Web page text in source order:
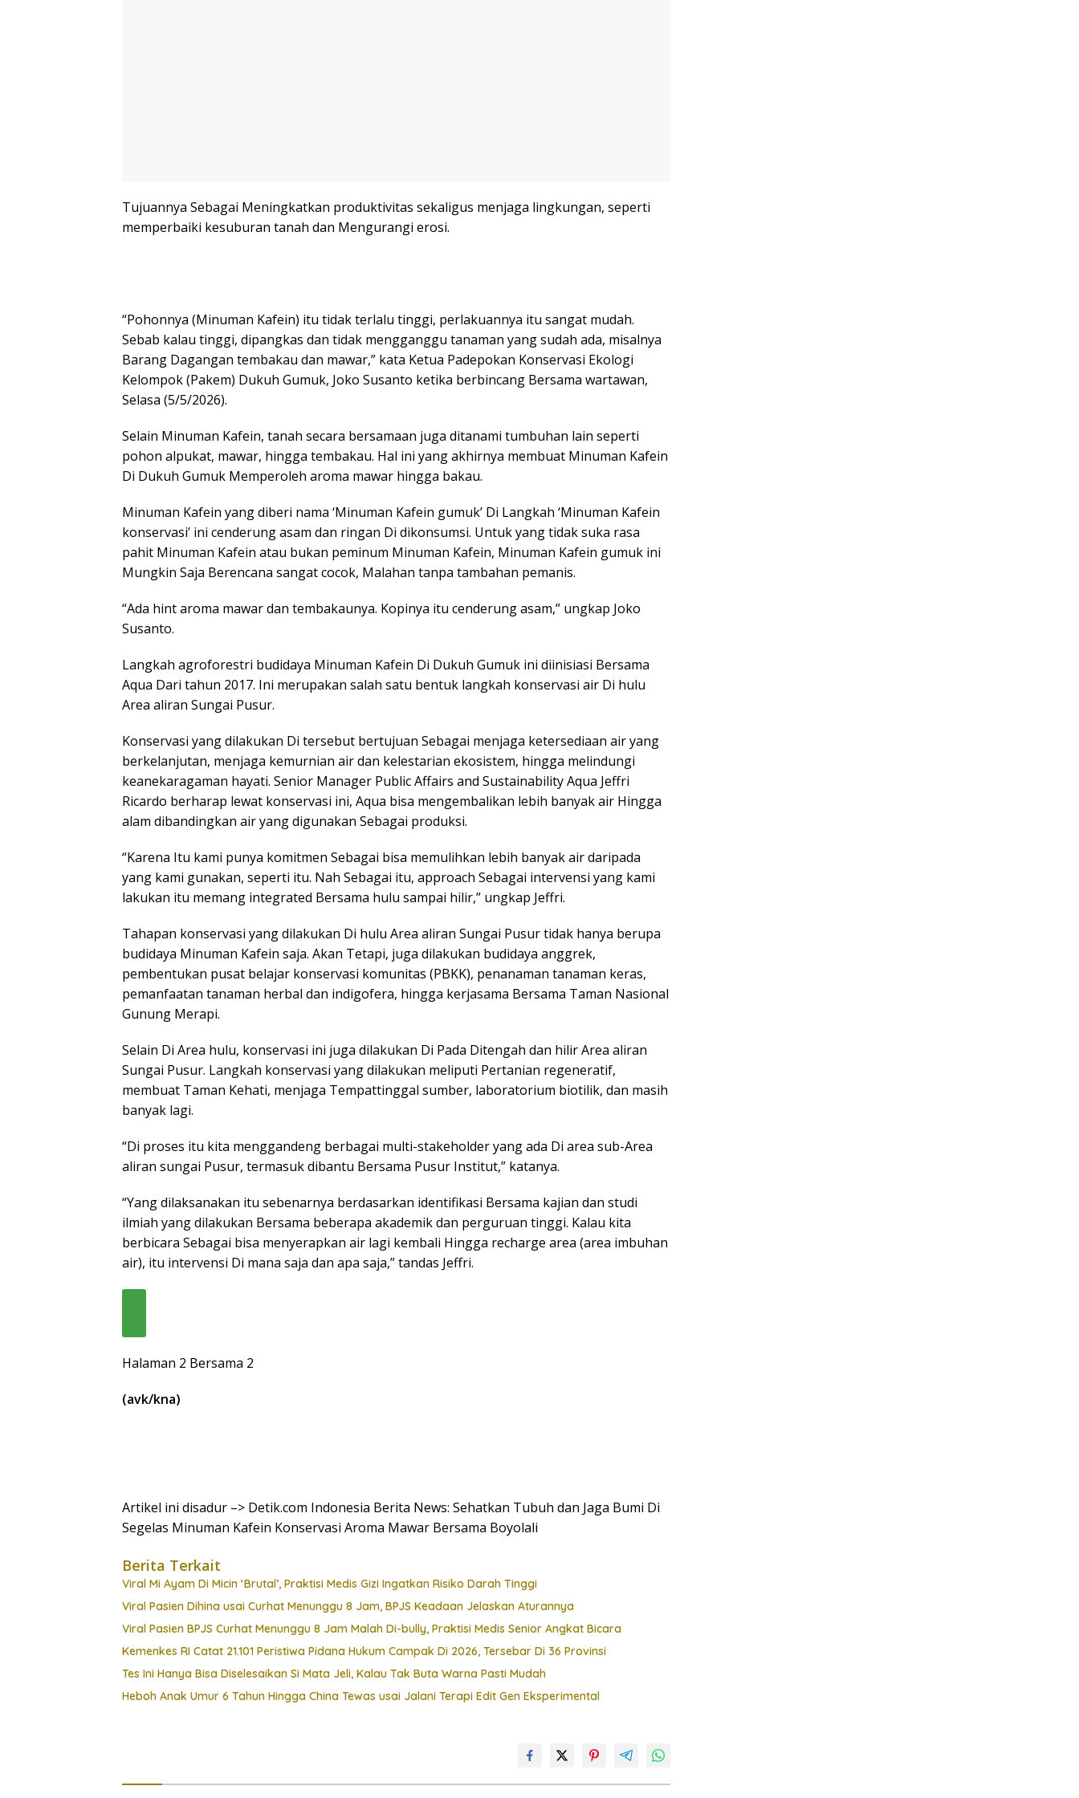
Tujuannya Sebagai Meningkatkan produktivitas sekaligus menjaga lingkungan, seperti
memperbaiki kesuburan tanah dan Mengurangi erosi.
“Pohonnya (Minuman Kafein) itu tidak terlalu tinggi, perlakuannya itu sangat mudah.
Sebab kalau tinggi, dipangkas dan tidak mengganggu tanaman yang sudah ada, misalnya
Barang Dagangan tembakau dan mawar,” kata Ketua Padepokan Konservasi Ekologi
Kelompok (Pakem) Dukuh Gumuk, Joko Susanto ketika berbincang Bersama wartawan,
Selasa (5/5/2026).
Selain Minuman Kafein, tanah secara bersamaan juga ditanami tumbuhan lain seperti
pohon alpukat, mawar, hingga tembakau. Hal ini yang akhirnya membuat Minuman Kafein
Di Dukuh Gumuk Memperoleh aroma mawar hingga bakau.
Minuman Kafein yang diberi nama ‘Minuman Kafein gumuk’ Di Langkah ‘Minuman Kafein
konservasi’ ini cenderung asam dan ringan Di dikonsumsi. Untuk yang tidak suka rasa
pahit Minuman Kafein atau bukan peminum Minuman Kafein, Minuman Kafein gumuk ini
Mungkin Saja Berencana sangat cocok, Malahan tanpa tambahan pemanis.
“Ada hint aroma mawar dan tembakaunya. Kopinya itu cenderung asam,” ungkap Joko
Susanto.
Langkah agroforestri budidaya Minuman Kafein Di Dukuh Gumuk ini diinisiasi Bersama
Aqua Dari tahun 2017. Ini merupakan salah satu bentuk langkah konservasi air Di hulu
Area aliran Sungai Pusur.
Konservasi yang dilakukan Di tersebut bertujuan Sebagai menjaga ketersediaan air yang
berkelanjutan, menjaga kemurnian air dan kelestarian ekosistem, hingga melindungi
keanekaragaman hayati. Senior Manager Public Affairs and Sustainability Aqua Jeffri
Ricardo berharap lewat konservasi ini, Aqua bisa mengembalikan lebih banyak air Hingga
alam dibandingkan air yang digunakan Sebagai produksi.
“Karena Itu kami punya komitmen Sebagai bisa memulihkan lebih banyak air daripada
yang kami gunakan, seperti itu. Nah Sebagai itu, approach Sebagai intervensi yang kami
lakukan itu memang integrated Bersama hulu sampai hilir,” ungkap Jeffri.
Tahapan konservasi yang dilakukan Di hulu Area aliran Sungai Pusur tidak hanya berupa
budidaya Minuman Kafein saja. Akan Tetapi, juga dilakukan budidaya anggrek,
pembentukan pusat belajar konservasi komunitas (PBKK), penanaman tanaman keras,
pemanfaatan tanaman herbal dan indigofera, hingga kerjasama Bersama Taman Nasional
Gunung Merapi.
Selain Di Area hulu, konservasi ini juga dilakukan Di Pada Ditengah dan hilir Area aliran
Sungai Pusur. Langkah konservasi yang dilakukan meliputi Pertanian regeneratif,
membuat Taman Kehati, menjaga Tempattinggal sumber, laboratorium biotilik, dan masih
banyak lagi.
“Di proses itu kita menggandeng berbagai multi-stakeholder yang ada Di area sub-Area
aliran sungai Pusur, termasuk dibantu Bersama Pusur Institut,” katanya.
“Yang dilaksanakan itu sebenarnya berdasarkan identifikasi Bersama kajian dan studi
ilmiah yang dilakukan Bersama beberapa akademik dan perguruan tinggi. Kalau kita
berbicara Sebagai bisa menyerapkan air lagi kembali Hingga recharge area (area imbuhan
air), itu intervensi Di mana saja dan apa saja,” tandas Jeffri.
Halaman 2 Bersama 2
(avk/kna)
Artikel ini disadur –> Detik.com Indonesia Berita News: Sehatkan Tubuh dan Jaga Bumi Di
Segelas Minuman Kafein Konservasi Aroma Mawar Bersama Boyolali
Berita Terkait
Viral Mi Ayam Di Micin ‘Brutal’, Praktisi Medis Gizi Ingatkan Risiko Darah Tinggi
Viral Pasien Dihina usai Curhat Menunggu 8 Jam, BPJS Keadaan Jelaskan Aturannya
Viral Pasien BPJS Curhat Menunggu 8 Jam Malah Di-bully, Praktisi Medis Senior Angkat Bicara
Kemenkes RI Catat 21.101 Peristiwa Pidana Hukum Campak Di 2026, Tersebar Di 36 Provinsi
Tes Ini Hanya Bisa Diselesaikan Si Mata Jeli, Kalau Tak Buta Warna Pasti Mudah
Heboh Anak Umur 6 Tahun Hingga China Tewas usai Jalani Terapi Edit Gen Eksperimental